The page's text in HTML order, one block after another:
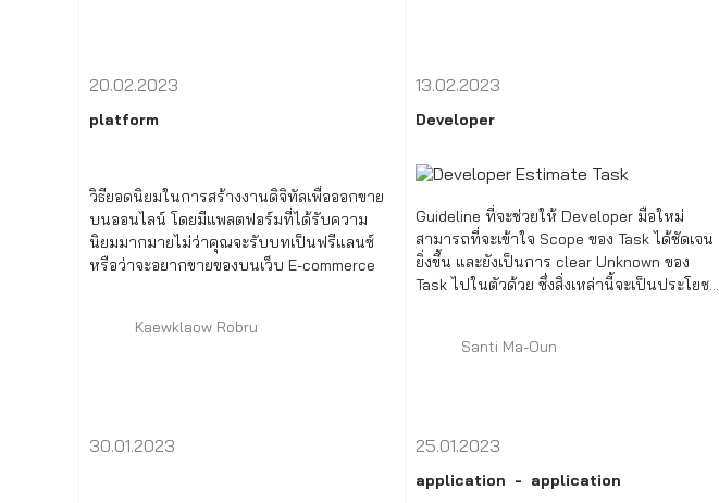
20.02.2023
platform
วิธียอดนิยมในการสร้างงานดิจิทัลเพื่อออกขาย
บนออนไลน์ โดยมีแพลตฟอร์มที่ได้รับความ
นิยมมากมายไม่ว่าคุณจะรับบทเป็นฟรีแลนซ์
หรือว่าจะอยากขายของบนเว็บ E-commerce
Kaewklaow Robru
13.02.2023
Developer
Guideline ที่จะช่วยให้ Developer มือใหม่
สามารถที่จะเข้าใจ Scope ของ Task ได้ชัดเจน
ยิ่งขึ้น และยังเป็นการ clear Unknown ของ
Task ไปในตัวด้วย ซึ่งสิ่งเหล่านี้จะเป็นประโยชน์
Santi Ma-Oun
30.01.2023 25.01.2023
application application